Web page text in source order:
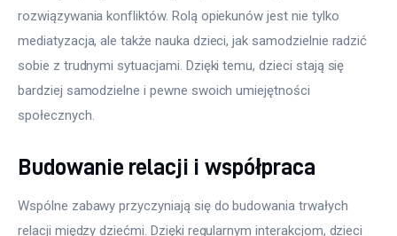
rozwiązywania konfliktów. Rolą opiekunów jest nie tylko
mediatyzacja, ale także nauka dzieci, jak samodzielnie radzić
sobie z trudnymi sytuacjami. Dzięki temu, dzieci stają się
bardziej samodzielne i pewne swoich umiejętności
społecznych.
Budowanie relacji i współpraca
Wspólne zabawy przyczyniają się do budowania trwałych
relacji między dziećmi. Dzięki regularnym interakcjom, dzieci